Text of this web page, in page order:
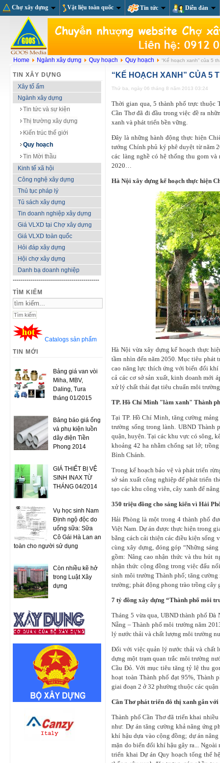
Chợ xây dựng Vật liệu toàn quốc Tin tức Diễn đàn
Home Ngành xây dựng Quy hoạch Quy hoạch “Kế hoạch xanh” của 5
TIN XÂY DỰNG
Xây tổ ấm
Ngành xây dựng
Tin tức và sự kiện
Thị trường xây dựng
Kiến trúc thế giới
Quy hoạch
Tin Mời thầu
Kinh tế xã hội
Công nghệ xây dựng
Thủ tục pháp lý
Tủ sách xây dựng
Tin doanh nghiệp xây dựng
Giá VLXD tại Chợ xây dựng
Giá VLXD toàn quốc
Hỏi đáp xây dựng
Hội chợ xây dựng
Danh bạ doanh nghiệp
--------------------------------------------
TÌM KIẾM
Catalogs sản phẩm
TIN MỚI
Bảng giá van vòi
Miha, MBV,
Daling, Tura
tháng 01/2015
Bảng báo giá ống
và phụ kiện luồn
dây điện Tiền
Phong 2014
GIÁ THIẾT BỊ VỆ
SINH INAX TỪ
THÁNG 04/2014
Vụ học sinh Nam
Định ngộ độc do
uống sữa: Sữa
Cô Gái Hà Lan an
toàn cho người sử dụng
Còn nhiều kẽ hở
trong Luật Xây
dựng
“KẾ HOẠCH XANH” CỦA 5
Thứ ba, ngày 06 tháng 8 năm 2013 03:24
Thời gian qua, 5 thành phố trực thuộc
Cần Thơ đã đi đầu trong việc đề ra
xanh và phát triển bền vững.
Đây là những hành động thực hiện
tướng Chính phủ ký phê duyệt từ năm
các làng nghề có hệ thống thu gom
2020…
Hà Nội xây dựng kế hoạch thực hiện
Hà Nội vừa xây dựng kế hoạch thực
tầm nhìn đến năm 2050. Mục tiêu phát
cao năng lực thích ứng với biến đổi khí
cả các cơ sở sản xuất, kinh doanh mới
xử lý chất thải đạt tiêu chuẩn môi
TP. Hồ Chí Minh "làm xanh" Thành
Tại TP. Hồ Chí Minh, tăng cường
trường sống trong lành. UBND Thành
quận, huyện. Tại các khu vực có sông,
khoảng 42 ha nhằm chống sạt lở;
Bình Chánh.
Trong kế hoạch bảo vệ và phát triển
sở sản xuất công nghiệp để phát triển
tạo các khu công viên, cây xanh để
350 triệu đồng cho sáng kiến vì Hải
Hải Phòng là một trong 4 thành phố
Việt Nam. Dự án được thực hiện trong
bằng cách cải thiện các điều kiện sống
cùng xây dựng, đóng góp “Những
gồm: Nâng cao nhận thức và thu hút
nhận thức cộng đồng trong việc đấu
sinh môi trường Thành phố; tăng
trường; phát động phong trào trồng cây
7 tỷ đồng xây dựng “Thành phố môi
Tháng 5 vừa qua, UBND thành phố Đà
Nẵng – Thành phố môi trường năm
lý nước thải và chất lượng môi trường
Đối với việc quản lý nước thải và chất
dựng một trạm quan trắc môi trường
Cầu Đỏ. Với mục tiêu tăng tỷ lệ thu
hoạt toàn Thành phố đạt 95%, Thành
giai đoạn 2 ở 32 phường thuộc các
Cần Thơ phát triển đô thị xanh gắn
Thành phố Cần Thơ đã triển khai
như: Dự án tăng cường khả năng ứng
khí hậu dựa vào cộng đồng; dự án
mặn do biến đổi khí hậu gây ra... Ngoài
triển khai Dự án Quy hoạch tổng thể